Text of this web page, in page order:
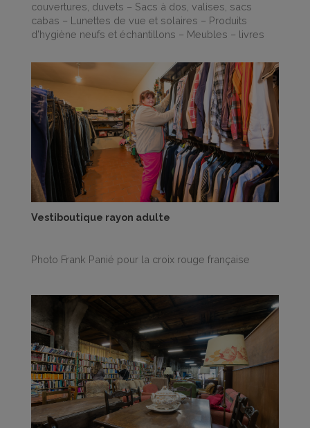
couvertures, duvets – Sacs à dos, valises, sacs
cabas – Lunettes de vue et solaires – Produits
d’hygiène neufs et échantillons – Meubles – livres
Vestiboutique rayon adulte
Photo Frank Panié pour la croix rouge française